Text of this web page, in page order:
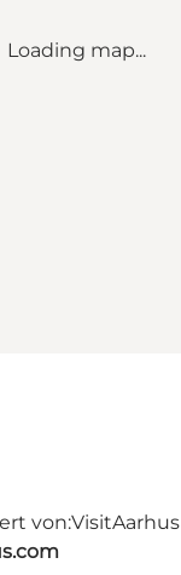
Loading map...
von:VisitAarhus